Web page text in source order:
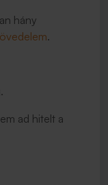
hány
.
ad hitelt a